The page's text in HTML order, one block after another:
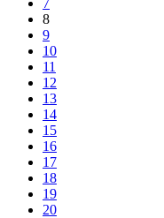
7
8
9
10
11
12
13
14
15
16
17
18
19
20